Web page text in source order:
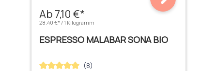
Ab 7,10 €*
28,40 €* / 1 Kilogramm
ESPRESSO MALABAR SONA BIO
Durchschnittliche Bewertung von 5 von 5 Sternen
(8)